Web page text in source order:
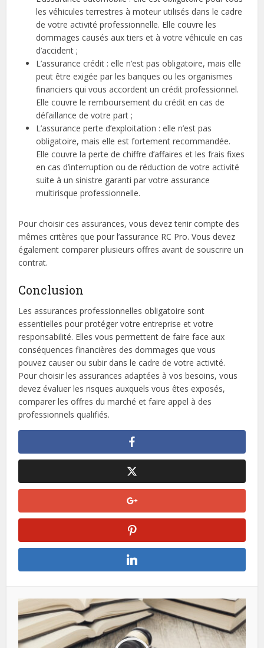
les véhicules terrestres à moteur utilisés dans le cadre
de votre activité professionnelle. Elle couvre les
dommages causés aux tiers et à votre véhicule en cas
d’accident ;
L’assurance crédit : elle n’est pas obligatoire, mais elle
peut être exigée par les banques ou les organismes
financiers qui vous accordent un crédit professionnel.
Elle couvre le remboursement du crédit en cas de
défaillance de votre part ;
L’assurance perte d’exploitation : elle n’est pas
obligatoire, mais elle est fortement recommandée.
Elle couvre la perte de chiffre d’affaires et les frais fixes
en cas d’interruption ou de réduction de votre activité
suite à un sinistre garanti par votre assurance
multirisque professionnelle.
Pour choisir ces assurances, vous devez tenir compte des
mêmes critères que pour l’assurance RC Pro. Vous devez
également comparer plusieurs offres avant de souscrire un
contrat.
Conclusion
Les assurances professionnelles obligatoire sont
essentielles pour protéger votre entreprise et votre
responsabilité. Elles vous permettent de faire face aux
conséquences financières des dommages que vous
pouvez causer ou subir dans le cadre de votre activité.
Pour choisir les assurances adaptées à vos besoins, vous
devez évaluer les risques auxquels vous êtes exposés,
comparer les offres du marché et faire appel à des
professionnels qualifiés.